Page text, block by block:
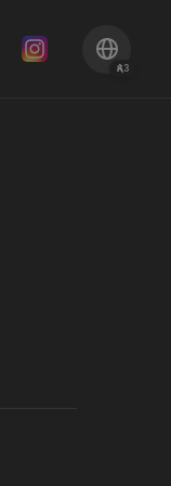
ҚАЗ